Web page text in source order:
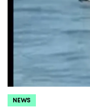
NEWS